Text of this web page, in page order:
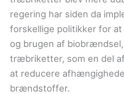
regering har siden da
forskellige politikker for
og brugen af
træbriketter, som en del
at reducere
brændstoffer.